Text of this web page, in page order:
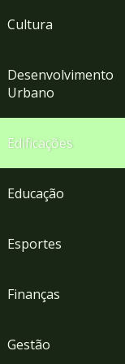
Cultura
Desenvolvimento
Urbano
Edificações
Educação
Esportes
Finanças
Gestão